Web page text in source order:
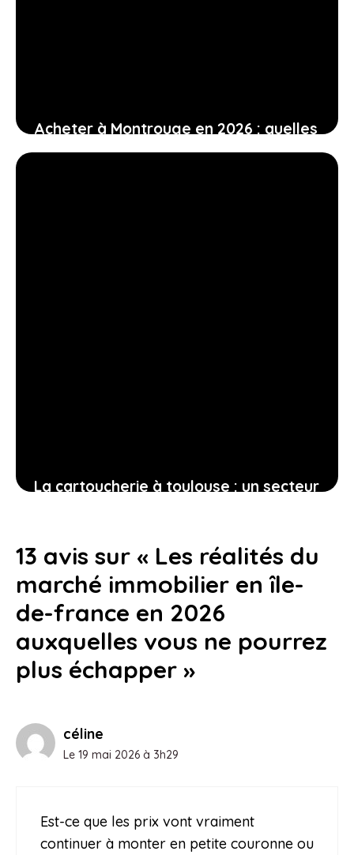
Acheter à Montrouge en 2026 : quelles
différences de prix selon les quartiers
La cartoucherie à toulouse : un secteur
13 avril 2026
13 avis sur « Les réalités du
marché immobilier en île-
de-france en 2026
auxquelles vous ne pourrez
plus échapper »
céline
Le 19 mai 2026 à 3h29
Est-ce que les prix vont vraiment
continuer à monter en petite couronne ou